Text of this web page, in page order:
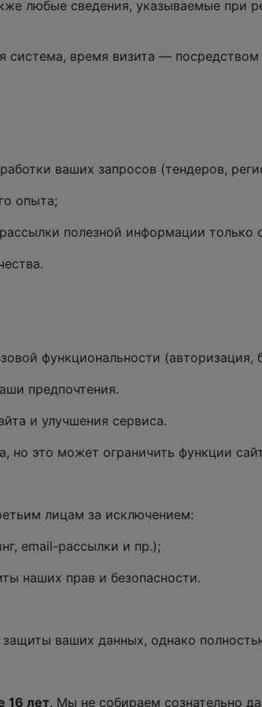
любые сведения, указываемые при
система, время визита —
ваших запросов (тендеров,
опыта;
полезной информации только
функциональности (авторизация,
предпочтения.
и улучшения сервиса.
но это может ограничить функции
лицам за исключением:
email-рассылки и пр.);
наших прав и безопасности.
ваших данных, однако
16 лет. Мы не собираем сознательно